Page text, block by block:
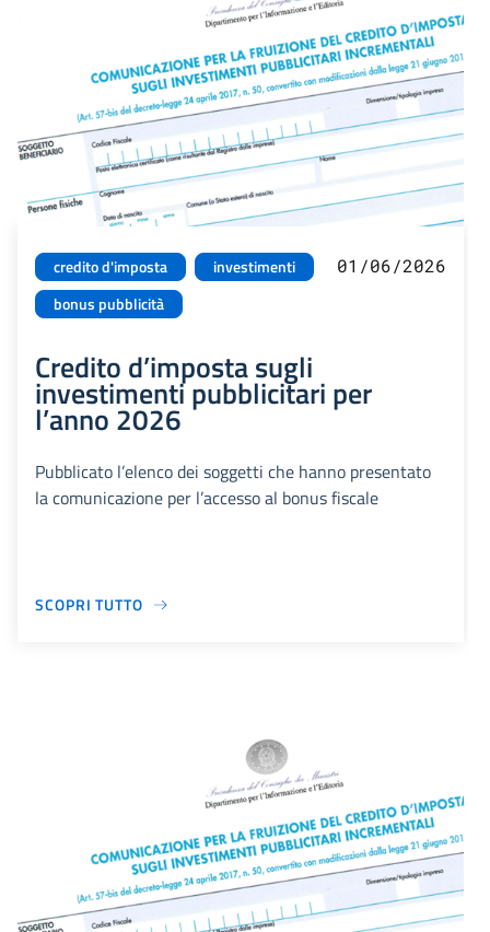
credito d'imposta
investimenti
bonus pubblicità
01/06/2026
Credito d’imposta sugli
investimenti pubblicitari per
l’anno 2026
Pubblicato l’elenco dei soggetti che hanno presentato
la comunicazione per l’accesso al bonus fiscale
SCOPRI TUTTO